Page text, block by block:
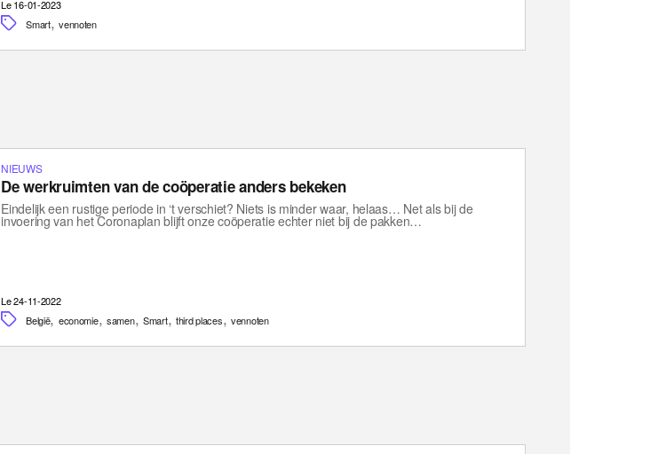
Le 16-01-2023
Smart,vennoten
NIEUWS
De werkruimten van de coöperatie anders bekeken
Eindelijk een rustige periode in ‘t verschiet? Niets is minder waar, helaas… Net als bij de
invoering van het Coronaplan blijft onze coöperatie echter niet bij de pakken…
Le 24-11-2022
België, economie,samen,Smart,third places,vennoten